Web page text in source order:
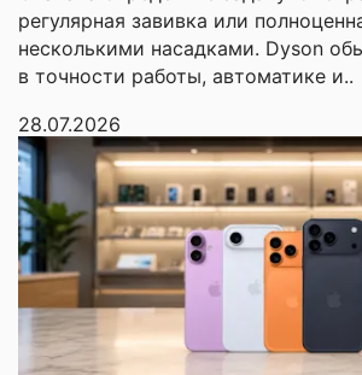
Микроархитектура
ЦПУ
ARM
МГц +
процессора
Техпроцесс
4 нм
Графический
ускоритель
Mali-
Конструкция
повреждений. Внутри
всё аккуратно, товар
новый. Также
приложили небольшие
подарки: стилус и
наклейки. Очень
приятно. Деньги вернут
за брак не
понадобилось.
Впечатления только
Спасибо за работу.
регулярная завивка или
несколькими насадками. Dyson
в точности работы, автоматике и..
28.07.2026